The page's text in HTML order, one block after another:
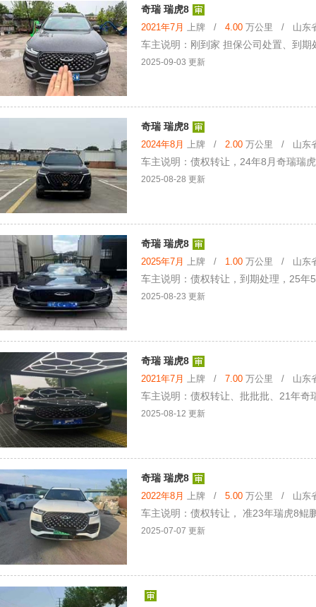
奇瑞 瑞虎8
2021年7月 上牌 / 4.00 万公里 / 山东省
车主说明：刚到家 担保公司处置、到
2025-09-03 更新
奇瑞 瑞虎8
2024年8月 上牌 / 2.00 万公里 / 山东省
车主说明：债权转让，24年8月奇瑞瑞
2025-08-28 更新
奇瑞 瑞虎8
2025年7月 上牌 / 1.00 万公里 / 山东省
车主说明：债权转让，到期处理，25
2025-08-23 更新
奇瑞 瑞虎8
2021年7月 上牌 / 7.00 万公里 / 山东省
车主说明：债权转让、批批批、21年
2025-08-12 更新
奇瑞 瑞虎8
2022年8月 上牌 / 5.00 万公里 / 山东省
车主说明：债权转让， 准23年瑞虎8鲲
2025-07-07 更新